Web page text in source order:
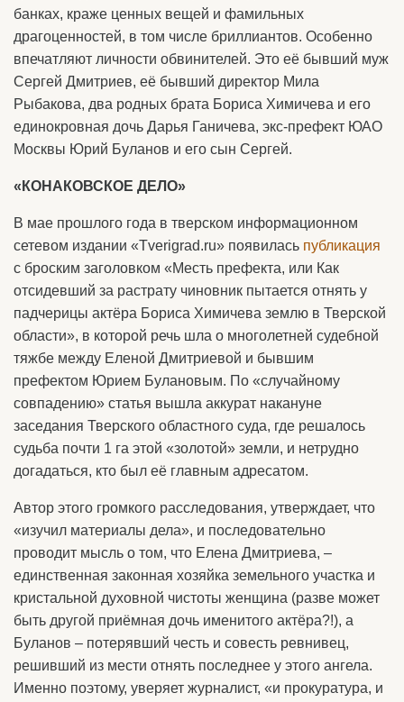
банках, краже ценных вещей и фамильных
драгоценностей, в том числе бриллиантов. Особенно
впечатляют личности обвинителей. Это её бывший муж
Сергей Дмитриев, её бывший директор Мила
Рыбакова, два родных брата Бориса Химичева и его
единокровная дочь Дарья Ганичева, экс-префект ЮАО
Москвы Юрий Буланов и его сын Сергей.
«КОНАКОВСКОЕ ДЕЛО»
В мае прошлого года в тверском информационном
сетевом издании «Tverigrad.ru» появилась публикация
с броским заголовком «Месть префекта, или Как
отсидевший за растрату чиновник пытается отнять у
падчерицы актёра Бориса Химичева землю в Тверской
области», в которой речь шла о многолетней судебной
тяжбе между Еленой Дмитриевой и бывшим
префектом Юрием Булановым. По «случайному
совпадению» статья вышла аккурат накануне
заседания Тверского областного суда, где решалось
судьба почти 1 га этой «золотой» земли, и нетрудно
догадаться, кто был её главным адресатом.
Автор этого громкого расследования, утверждает, что
«изучил материалы дела», и последовательно
проводит мысль о том, что Елена Дмитриева, –
единственная законная хозяйка земельного участка и
кристальной духовной чистоты женщина (разве может
быть другой приёмная дочь именитого актёра?!), а
Буланов – потерявший честь и совесть ревнивец,
решивший из мести отнять последнее у этого ангела.
Именно поэтому, уверяет журналист, «и прокуратура, и